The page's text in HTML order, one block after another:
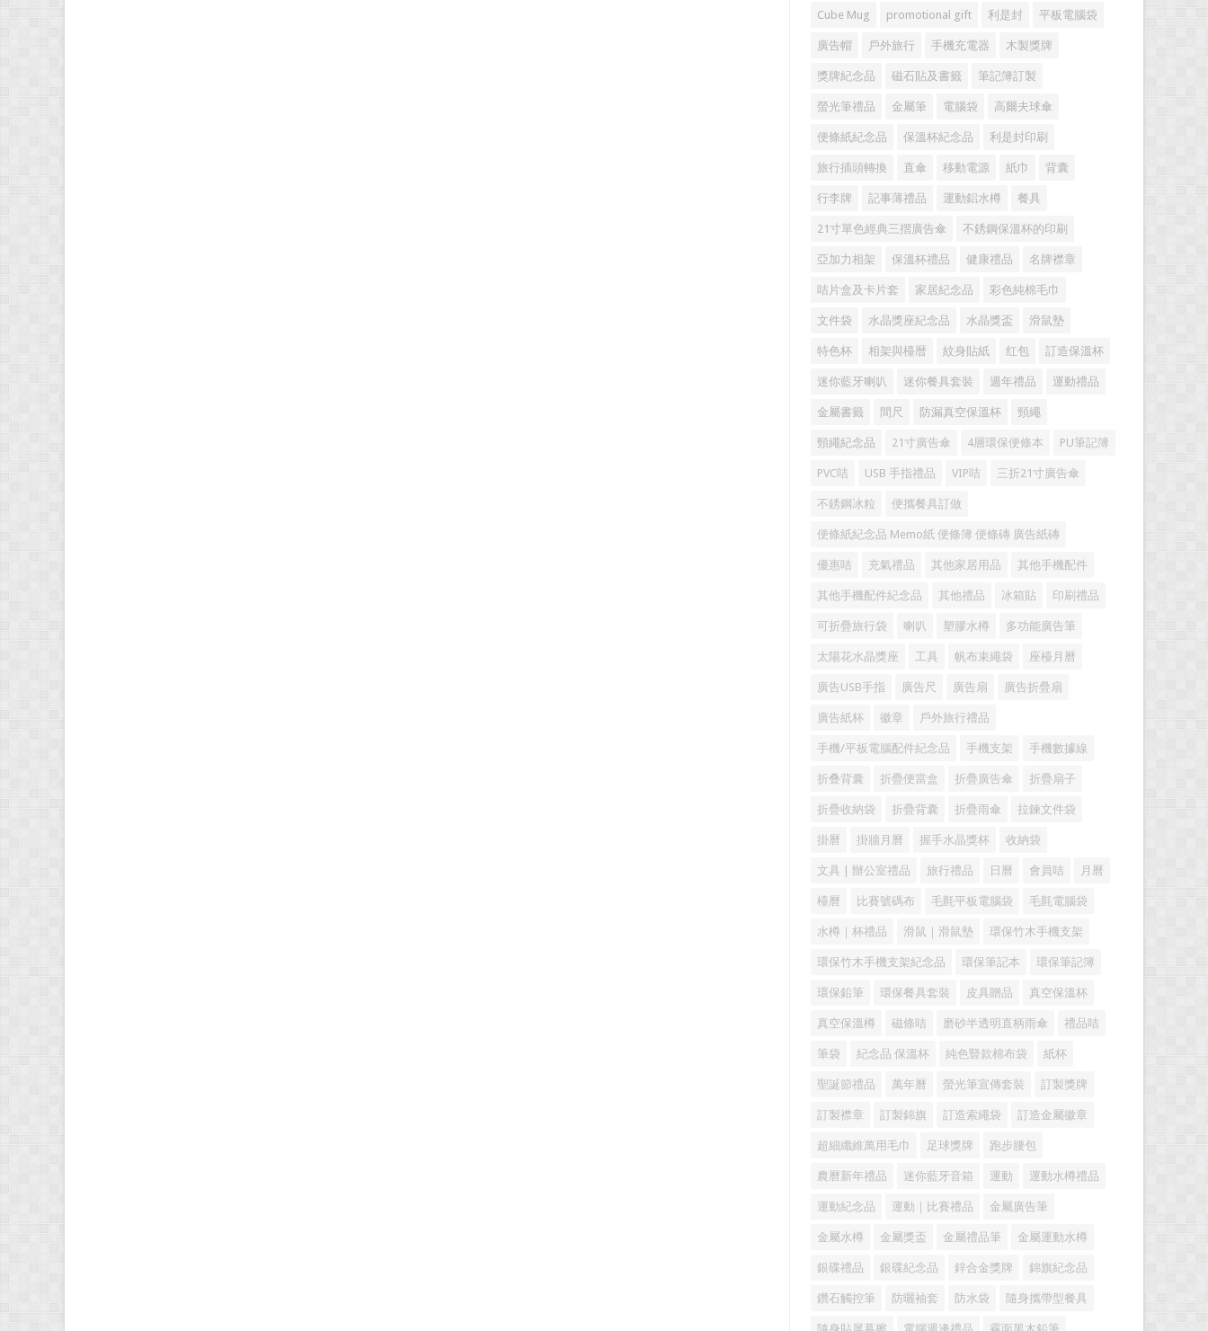
Cube Mug promotional gift 利是封 平板電腦袋
廣告帽 戶外旅行 手機充電器 木製獎牌
獎牌紀念品 磁石貼及書籤 筆記簿訂製
螢光筆禮品 金屬筆 電腦袋 高爾夫球傘
便條紙紀念品 保溫杯紀念品 利是封印刷
旅行插頭轉換 直傘 移動電源 紙巾 背囊
行李牌 記事薄禮品 運動鋁水樽 餐具
21寸單色經典三摺廣告傘 不銹鋼保溫杯的印刷
亞加力相架 保溫杯禮品 健康禮品 名牌襟章
咭片盒及卡片套 家居紀念品 彩色純棉毛巾
文件袋 水晶獎座紀念品 水晶獎盃 滑鼠墊
特色杯 相架與檯暦 紋身貼紙 红包 訂造保溫杯
迷你藍牙喇叭 迷你餐具套裝 週年禮品 運動禮品
金屬書籤 間尺 防漏真空保溫杯 頸繩
頸繩紀念品 21寸廣告傘 4層環保便條本 PU筆記簿
PVC咭 USB 手指禮品 VIP咭 三折21寸廣告傘
不銹鋼冰粒 便攜餐具訂做
便條紙紀念品 Memo紙 便條簿 便條磚 廣告紙磚
優惠咭 充氣禮品 其他家居用品 其他手機配件
其他手機配件紀念品 其他禮品 冰箱貼 印刷禮品
可折疊旅行袋 喇叭 塑膠水樽 多功能廣告筆
太陽花水晶獎座 工具 帆布束繩袋 座檯月曆
廣告USB手指 廣告尺 廣告扇 廣告折疊扇
廣告紙杯 徽章 戶外旅行禮品
手機/平板電腦配件紀念品 手機支架 手機數據線
折叠背囊 折疊便當盒 折疊廣告傘 折疊扇子
折疊收納袋 折疊背囊 折疊雨傘 拉鍊文件袋
掛曆 掛牆月曆 握手水晶獎杯 收納袋
文具 | 辦公室禮品 旅行禮品 日曆 會員咭 月曆
檯曆 比賽號碼布 毛氈平板電腦袋 毛氈電腦袋
水樽｜杯禮品 滑鼠｜滑鼠墊 環保竹木手機支架
環保竹木手機支架紀念品 環保筆記本 環保筆記簿
環保鉛筆 環保餐具套裝 皮具贈品 真空保溫杯
真空保溫樽 磁條咭 磨砂半透明直柄雨傘 禮品咭
筆袋 紀念品 保溫杯 純色豎款棉布袋 紙杯
聖誕節禮品 萬年曆 螢光筆宣傳套裝 訂製獎牌
訂製襟章 訂製錦旗 訂造索繩袋 訂造金屬徽章
超細纖維萬用毛巾 足球獎牌 跑步腰包
農曆新年禮品 迷你藍牙音箱 運動 運動水樽禮品
運動紀念品 運動｜比賽禮品 金屬廣告筆
金屬水樽 金屬獎盃 金屬禮品筆 金屬運動水樽
銀碟禮品 銀碟紀念品 鋅合金獎牌 錦旗紀念品
鑽石觸控筆 防曬袖套 防水袋 隨身攜帶型餐具